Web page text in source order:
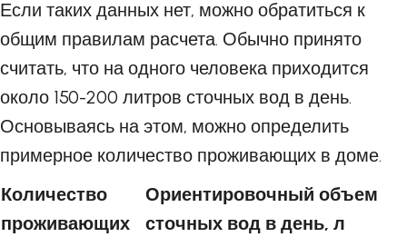
Если таких данных нет, можно обратиться к
общим правилам расчета. Обычно принято
считать, что на одного человека приходится
около 150-200 литров сточных вод в день.
Основываясь на этом, можно определить
примерное количество проживающих в доме.
Количество
проживающих
Ориентировочный объем
сточных вод в день, л